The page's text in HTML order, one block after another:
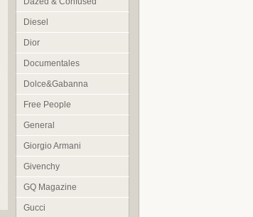
Diesel
Dior
Documentales
Dolce&Gabanna
Free People
General
Giorgio Armani
Givenchy
GQ Magazine
Gucci